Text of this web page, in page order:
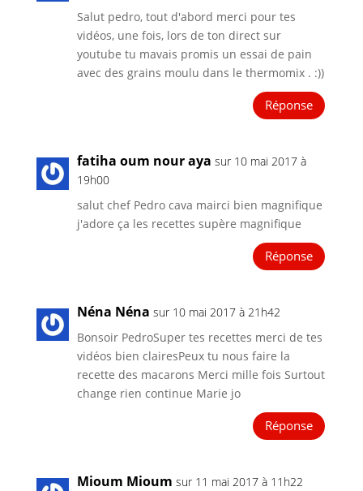
Salut pedro, tout d'abord merci pour tes
vidéos, une fois, lors de ton direct sur
youtube tu mavais promis un essai de pain
avec des grains moulu dans le thermomix . :))
Réponse
fatiha oum nour aya sur 10 mai 2017 à
19h00
salut chef Pedro cava mairci bien magnifique
j'adore ça les recettes supère magnifique
Réponse
Néna Néna sur 10 mai 2017 à 21h42
Bonsoir PedroSuper tes recettes merci de tes
vidéos bien clairesPeux tu nous faire la
recette des macarons Merci mille fois Surtout
change rien continue Marie jo
Réponse
Mioum Mioum sur 11 mai 2017 à 11h22